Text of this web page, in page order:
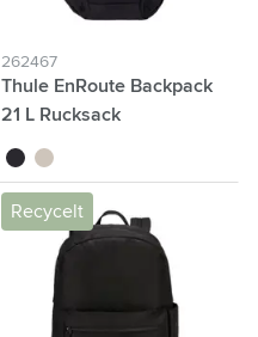
262467
Thule EnRoute Backpack
21 L Rucksack
noir beige
Recycelt